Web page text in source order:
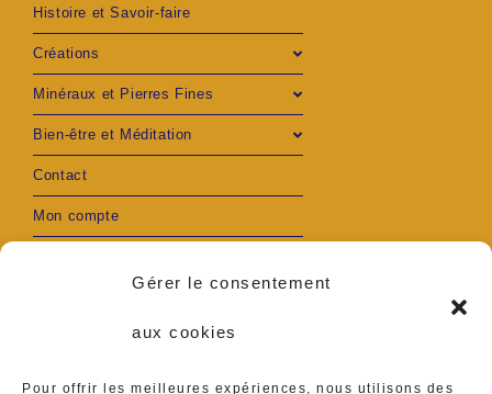
Gérer le consentement
aux cookies
Pour offrir les meilleures expériences, nous utilisons des
Histoire et Savoir-faire
Créations
Minéraux et Pierres Fines
Bien-être et Méditation
Contact
Mon compte
Adresse :